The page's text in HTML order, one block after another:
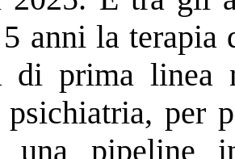
anni la terapia
di prima linea
per
una pipeline